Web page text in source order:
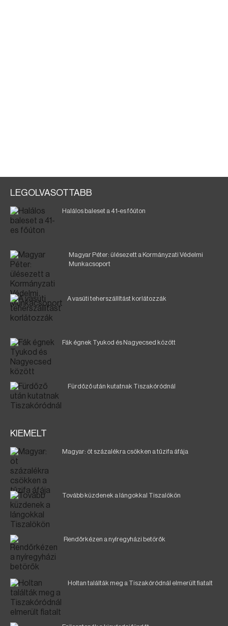
LEGOLVASOTTABB
Halálos baleset a 41-es főúton
Magyar Péter: ülésezett a Kormányzati Védelmi
Munkacsoport
A vasúti teherszállítást korlátozzák
Fák égnek Tyukod és Nagyecsed között
Fürdőző után kutatnak Tiszakóródnál
KIEMELT
Magyar: öt százalékra csökken a tűzifa áfája
Tovább küzdenek a lángokkal Tiszalökön
Rendőrkézen a nyíregyházi betörők
Holtan találták meg a Tiszakóródnál elmerült fiatalt